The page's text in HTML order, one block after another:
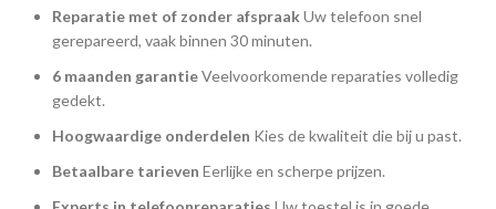
Reparatie met of zonder afspraakUw telefoon snel
gerepareerd, vaak binnen 30 minuten.
6 maanden garantieVeelvoorkomende reparaties volledig
gedekt.
Hoogwaardige onderdelen Kies de kwaliteit die bij u past.
Betaalbare tarieven Eerlijke en scherpe prijzen.